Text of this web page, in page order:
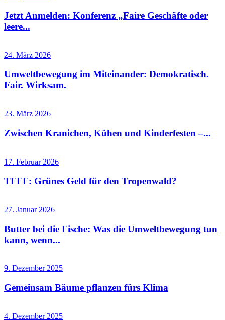
Jetzt Anmelden: Konferenz „Faire Geschäfte oder
leere...
24. März 2026
Umweltbewegung im Miteinander: Demokratisch.
Fair. Wirksam.
23. März 2026
Zwischen Kranichen, Kühen und Kinderfesten –...
17. Februar 2026
TFFF: Grünes Geld für den Tropenwald?
27. Januar 2026
Butter bei die Fische: Was die Umweltbewegung tun
kann, wenn...
9. Dezember 2025
Gemeinsam Bäume pflanzen fürs Klima
4. Dezember 2025